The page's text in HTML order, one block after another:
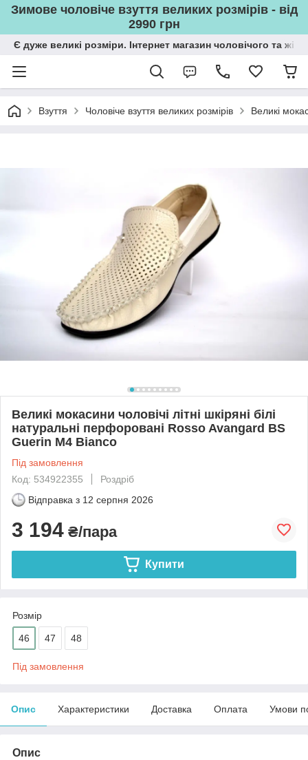
Зимове чоловіче взуття великих розмірів - від
2990 грн
Є дуже великі розміри. Інтернет магазин чоловічого та
Взуття Чоловіче взуття великих розмірів Великі
Великі мокасини чоловічі літні шкіряні білі
натуральні перфоровані Rosso Avangard BS
Guerin M4 Bianco
Під замовлення
Код: 534922355
Роздріб
Відправка з 12 серпня 2026
3 194 ₴/пара
Купити
Розмір
46 47 48
Під замовлення
Опис Характеристики Доставка Оплата Умови
Опис